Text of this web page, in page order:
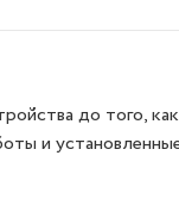
до того,
и